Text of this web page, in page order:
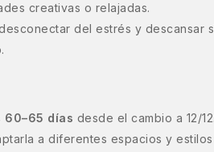
creativas o relajadas.
del estrés y descansar
60–65 días desde el cambio a 12/12.
a diferentes espacios y